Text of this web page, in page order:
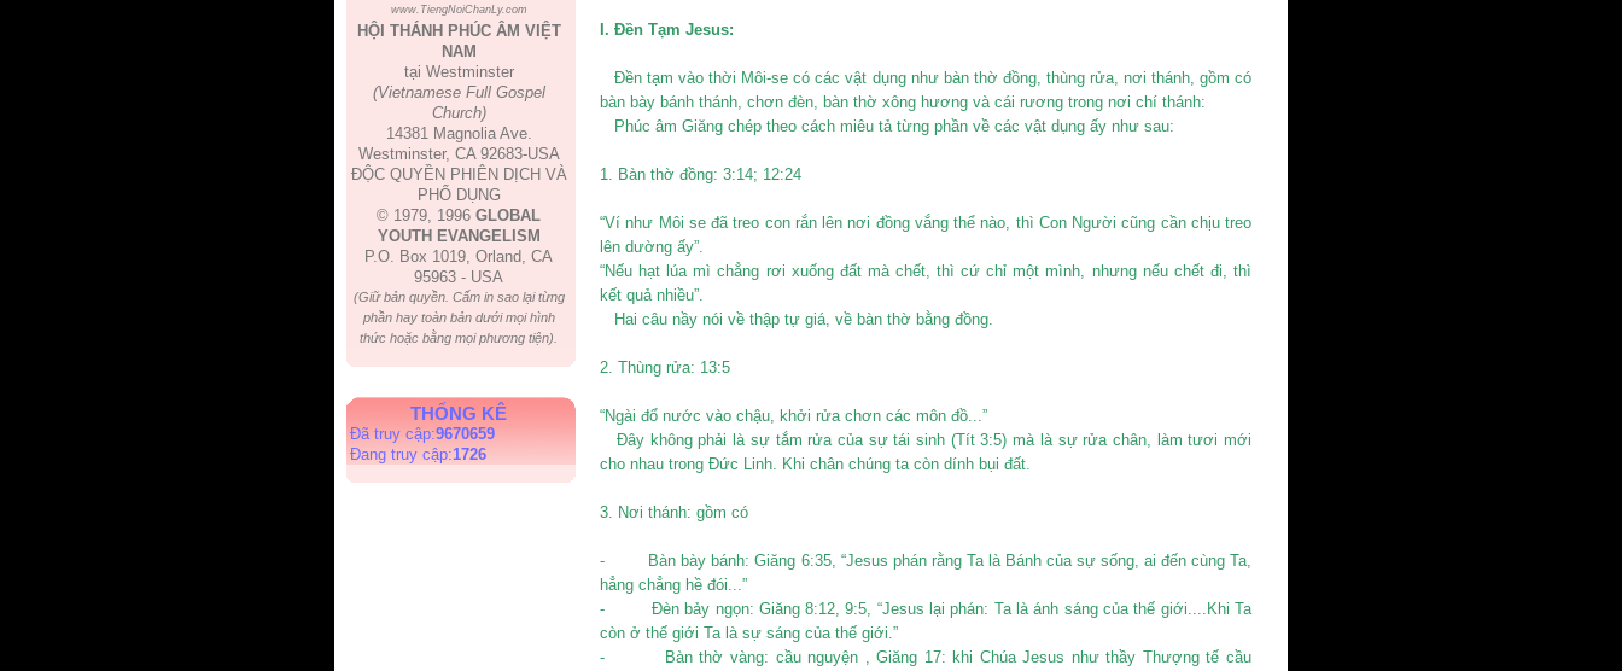
www.TiengNoiChanLy.com
HỘI THÁNH PHÚC ÂM VIỆT
NAM
tại Westminster
(Vietnamese Full Gospel
Church)
14381 Magnolia Ave.
Westminster, CA 92683-USA
ĐỘC QUYỀN PHIÊN DỊCH VÀ
PHỔ DỤNG
© 1979, 1996 GLOBAL
YOUTH EVANGELISM
P.O. Box 1019, Orland, CA
95963 - USA
(Giữ bản quyền. Cấm in sao lại từng
phần hay toàn bản dưới mọi hình
thức hoặc bằng mọi phương tiện).
THỐNG KÊ
Đã truy cập:9670659
Đang truy cập:1726
I. Đền Tạm Jesus:
Đền tạm vào thời Môi-se có các vật dụng như bàn thờ đồng, thùng rửa, nơi thánh, gồm có
bàn bày bánh thánh, chơn đèn, bàn thờ xông hương và cái rương trong nơi chí thánh:
Phúc âm Giăng chép theo cách miêu tả từng phần về các vật dụng ấy như sau:
1. Bàn thờ đồng: 3:14; 12:24
“Ví như Môi se đã treo con rắn lên nơi đồng vắng thể nào, thì Con Người cũng cần chịu treo
lên dường ấy”.
“Nếu hạt lúa mì chẳng rơi xuống đất mà chết, thì cứ chỉ một mình, nhưng nếu chết đi, thì
kết quả nhiều”.
Hai câu nầy nói về thập tự giá, về bàn thờ bằng đồng.
2. Thùng rửa: 13:5
“Ngài đổ nước vào chậu, khởi rửa chơn các môn đồ...”
Đây không phải là sự tắm rửa của sự tái sinh (Tít 3:5) mà là sự rửa chân, làm tươi mới
cho nhau trong Đức Linh. Khi chân chúng ta còn dính bụi đất.
3. Nơi thánh: gồm có
- Bàn bày bánh: Giăng 6:35, “Jesus phán rằng Ta là Bánh của sự sống, ai đến cùng Ta,
hẳng chẳng hề đói...”
- Đèn bảy ngọn: Giăng 8:12, 9:5, “Jesus lại phán: Ta là ánh sáng của thế giới....Khi Ta
còn ở thế giới Ta là sự sáng của thế giới.”
- Bàn thờ vàng: cầu nguyện , Giăng 17: khi Chúa Jesus như thầy Thượng tế cầu